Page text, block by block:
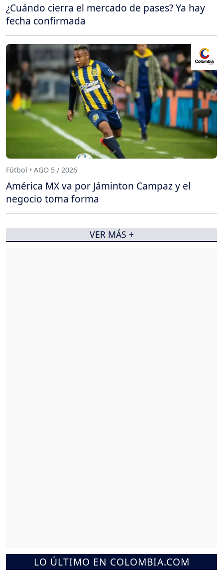
LO ÚLTIMO EN COLOMBIA.COM
¿Cuándo cierra el mercado de pases? Ya hay
fecha confirmada
Fútbol • AGO 5 / 2026
América MX va por Jáminton Campaz y el
negocio toma forma
VER MÁS +